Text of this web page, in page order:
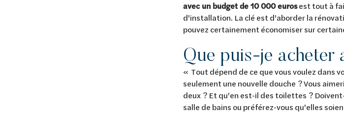
avec un budget de 10 000 eurosest tout à
d'installation. La clé est d'aborder la
pouvez certainement économiser sur
Que puis-je acheter
« Tout dépend de ce que vous voulez dans
seulement une nouvelle douche ? Vous
deux ? Et qu'en est-il des toilettes ?
salle de bains ou préférez-vous qu'elles